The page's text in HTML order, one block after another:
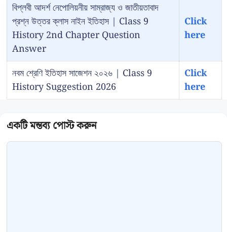
বিপ্লবী আদর্শ নেপোলিয়নীয় সাম্রাজ্য ও জাতীয়তাবাদ
প্রশ্ন উত্তর ক্লাস নাইন ইতিহাস | Class 9
History 2nd Chapter Question
Answer
Click
here
নবম শ্রেণি ইতিহাস সাজেশন ২০২৬ | Class 9
History Suggestion 2026
Click
here
Comment